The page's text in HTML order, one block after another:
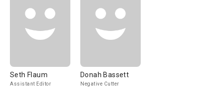
Seth Flaum
Assistant Editor
Donah Bassett
Negative Cutter